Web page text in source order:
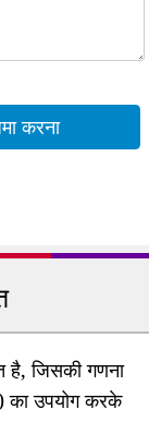
है, जिसकी गणना
का उपयोग करके